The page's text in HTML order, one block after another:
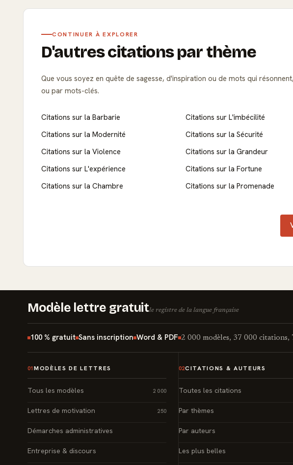
CONTINUER À EXPLORER
D'autres citations par thème
Que vous soyez en quête de sagesse, d'inspiration ou de mots qui
ou par mots-clés.
Citations sur la Barbarie Citations sur L'imbécilité
Citations sur la Modernité
Citations sur la Sécurité
Citations sur la Violence
Citations sur la Grandeur
Citations sur L'expérience
Citations sur la Fortune
Citations sur la Chambre
Citations sur la Promenade
Modèle lettre gratuitle registre de la langue française
100 % gratuit Sans inscription Word & PDF 2 000 modèles, 37 000 citations,
01 MODÈLES DE LETTRES
Tous les modèles 2 000
Lettres de motivation 250
Démarches administratives
Entreprise & discours
02CITATIONS & AUTEURS
Toutes les citations
Par thèmes
Par auteurs
Les plus belles